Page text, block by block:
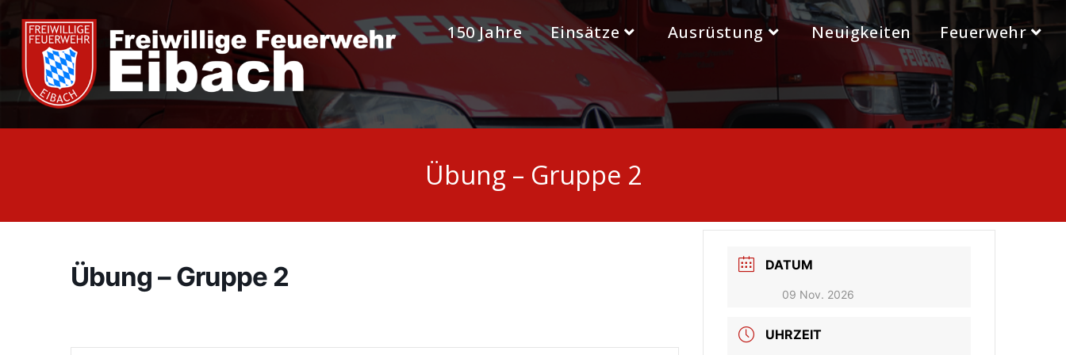
Inhalt
springen
150 Jahre Einsätze Ausrüstung Neuigkeiten Feuerwehr
Übung – Gruppe 2
Übung – Gruppe 2 DATUM
09 Nov. 2026
UHRZEIT